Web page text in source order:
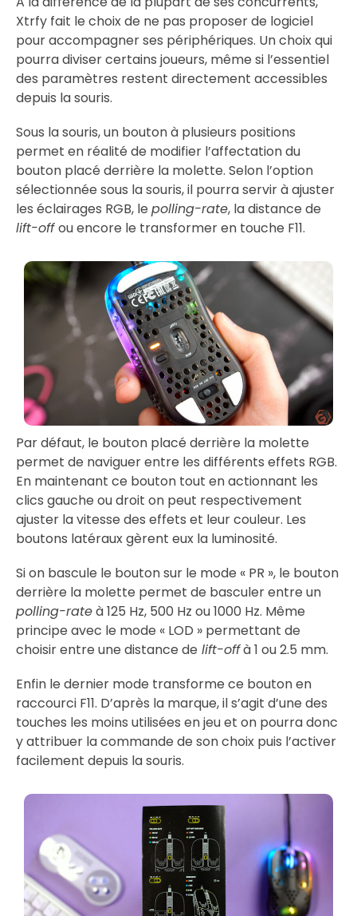
Xtrfy fait le choix de ne pas proposer de logiciel
pour accompagner ses périphériques. Un choix qui
pourra diviser certains joueurs, même si l’essentiel
des paramètres restent directement accessibles
depuis la souris.
Sous la souris, un bouton à plusieurs positions
permet en réalité de modifier l’affectation du
bouton placé derrière la molette. Selon l’option
sélectionnée sous la souris, il pourra servir à ajuster
les éclairages RGB, le polling-rate, la distance de
lift-offou encore le transformer en touche F11.
Par défaut, le bouton placé derrière la molette
permet de naviguer entre les différents effets RGB.
En maintenant ce bouton tout en actionnant les
clics gauche ou droit on peut respectivement
ajuster la vitesse des effets et leur couleur. Les
boutons latéraux gèrent eux la luminosité.
Si on bascule le bouton sur le mode « PR », le bouton
derrière la molette permet de basculer entre un
polling-rateà 125 Hz, 500 Hz ou 1000 Hz. Même
principe avec le mode « LOD » permettant de
choisir entre une distance de lift-offà 1 ou 2.5 mm.
Enfin le dernier mode transforme ce bouton en
raccourci F11. D’après la marque, il s’agit d’une des
touches les moins utilisées en jeu et on pourra donc
y attribuer la commande de son choix puis l’activer
facilement depuis la souris.